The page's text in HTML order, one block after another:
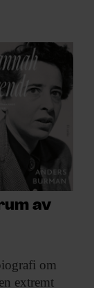
av
om
extremt